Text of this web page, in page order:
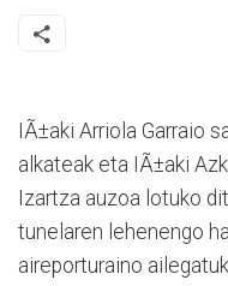
IÃ±aki Arriola Garraio
alkateak eta IÃ±aki
Izartza auzoa lotuko
tunelaren lehenengo
aireporturaino